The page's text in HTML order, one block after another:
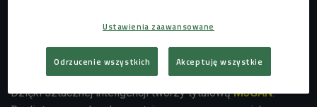
kadr z filmu M3GAN Foto: mat prasowe
Gemma jest programistką w firmie produkującej zabawki.
Dzięki sztucznej inteligencji tworzy tytułowąM3GAN.
Ustawienia zaawansowane
Odrzucenie wszystkich Akceptuję wszystkie